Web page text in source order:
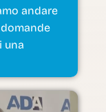
andare
una